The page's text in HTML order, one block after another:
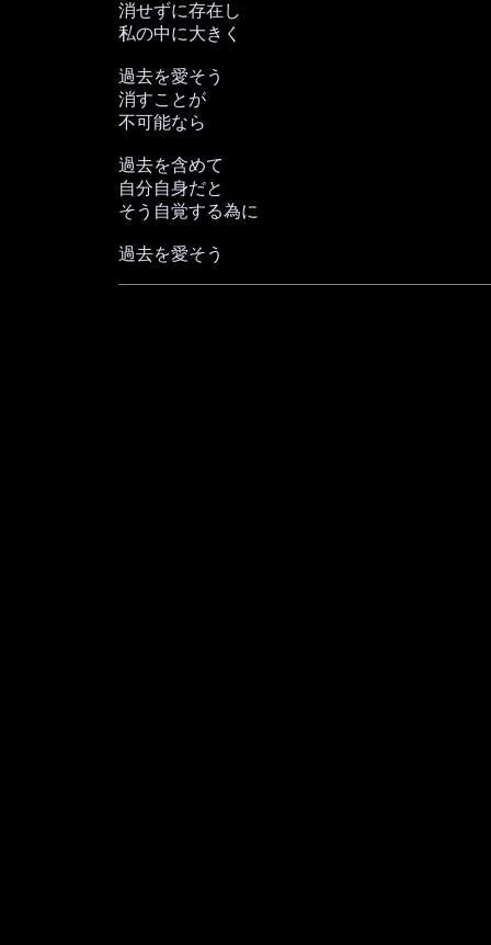
消せずに存在し
私の中に大きく
過去を愛そう
消すことが
不可能なら
過去を含めて
自分自身だと
そう自覚する為に
過去を愛そう